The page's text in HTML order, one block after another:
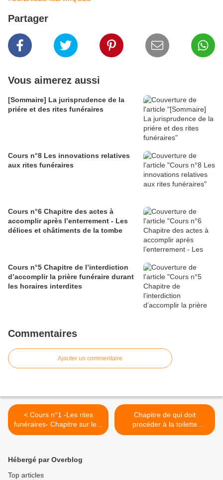
Partager
Vous aimerez aussi
[Sommaire] La jurisprudence de la
priére et des rites funéraires
Cours n°8 Les innovations relatives
aux rites funéraires
Cours n°6 Chapitre des actes à
accomplir après l’enterrement - Les
délices et châtiments de la tombe
Cours n°5 Chapitre de l’interdiction
d’accomplir la prière funéraire durant
les horaires interdites
Commentaires
Ajouter un commentaire
< Cours n°1 -Les rites
funéraires- Chapitre sur le...
Chapitre de qui doit
procéder à la toilette
mortuaire >
Hébergé par Overblog
Top articles